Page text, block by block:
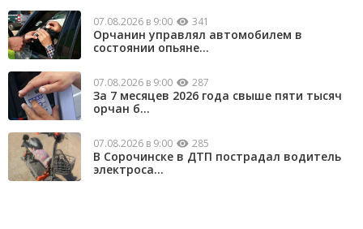
07.08.2026 в 9:00 341
Орчанин управлял автомобилем в
состоянии опьяне...
07.08.2026 в 9:00 287
За 7 месяцев 2026 года свыше пяти тысяч
орчан б...
07.08.2026 в 9:00 285
В Сорочинске в ДТП пострадал водитель
электроса...